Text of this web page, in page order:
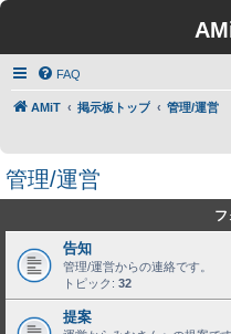
FAQ
AMiT 掲示板トップ 管理/運営
管理/運営
フ
告知
管理/運営からの連絡です。
トピック: 32
提案